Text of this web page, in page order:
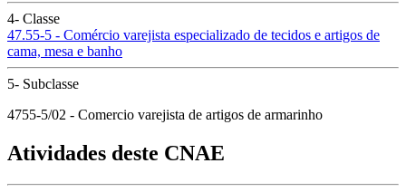
4- Classe
47.55-5 - Comércio varejista especializado de tecidos e artigos de
cama, mesa e banho
5- Subclasse
4755-5/02 - Comercio varejista de artigos de armarinho
Atividades deste CNAE